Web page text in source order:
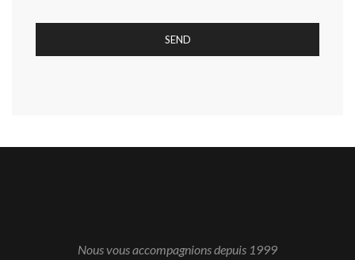
Nous vous accompagnions depuis 1999